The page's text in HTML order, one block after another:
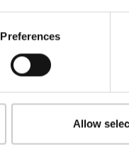
Preferences
Allow
製エンコー
わかりやすく表示され
ポートします。定期的
技術に対応し、現在と